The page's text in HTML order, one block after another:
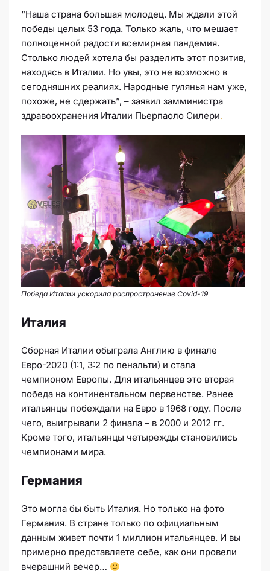
“Наша страна большая молодец. Мы ждали этой
победы целых 53 года. Только жаль, что мешает
полноценной радости всемирная пандемия.
Столько людей хотела бы разделить этот позитив,
находясь в Италии. Но увы, это не возможно в
сегодняшних реалиях. Народные гулянья нам уже,
похоже, не сдержать”, – заявил замминистра
здравоохранения Италии Пьерпаоло Силери.
Победа Италии ускорила распространение Covid-19
Италия
Сборная Италии обыграла Англию в финале
Евро-2020 (1:1, 3:2 по пенальти) и стала
чемпионом Европы. Для итальянцев это вторая
победа на континентальном первенстве. Ранее
итальянцы побеждали на Евро в 1968 году. После
чего, выигрывали 2 финала – в 2000 и 2012 гг.
Кроме того, итальянцы четырежды становились
чемпионами мира.
Германия
Это могла бы быть Италия. Но только на фото
Германия. В стране только по официальным
данным живет почти 1 миллион итальянцев. И вы
примерно представляете себе, как они провели
вчерашний вечер…